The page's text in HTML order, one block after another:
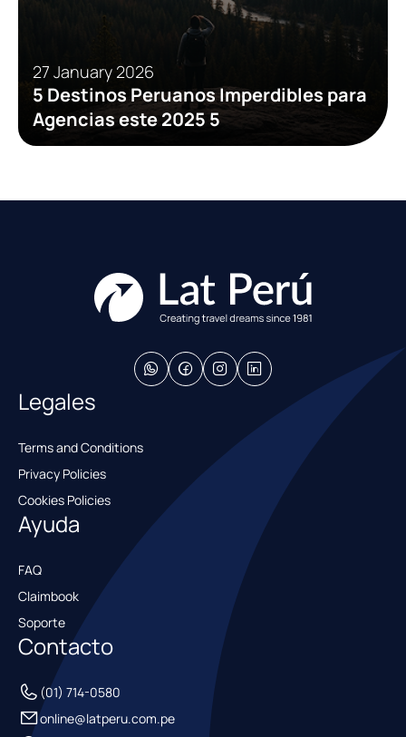
27 January 2026
5 Destinos Peruanos Imperdibles para
Agencias este 2025 5
Legales
Terms and Conditions
Privacy Policies
Cookies Policies
Ayuda
FAQ
Claimbook
Soporte
Contacto
(01) 714-0580
online@latperu.com.pe